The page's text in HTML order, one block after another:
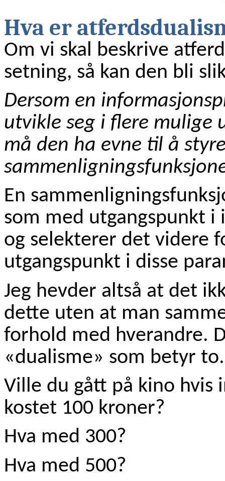
Hva er
Om vi skal beskrive
setning, så kan den bli
Dersom en
utvikle seg i flere mulige
må den ha evne til å
En
som med utgangspunkt i
og selekterer det videre
utgangspunkt i disse
Jeg hevder altså at det
dette uten at man
forhold med hverandre.
«dualisme» som betyr to.
Ville du gått på kino hvis
kostet 100 kroner?
Hva med 300?
Hva med 500?